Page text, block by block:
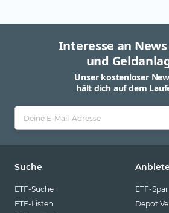
Interesse an News
und
Unser kostenloser
hält dich auf dem
Suche
ETF-Suche
ETF-Listen
ETF-
Depot